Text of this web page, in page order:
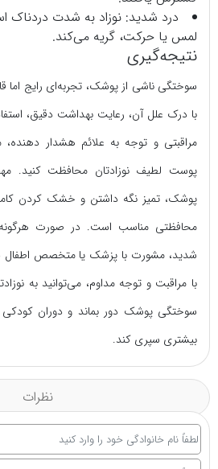
درد شدید: نوزاد به شدت دردناک
لمس یا حرکت، گریه می‌کند.
نتیجه‌گیری
سوختگی ناشی از پوشک، تجربه‌ای رایج اما
با درک علل آن، رعایت بهداشت دقیق،
مراقبتی و توجه به علائم هشدار دهنده،
پوست لطیف نوزادتان محافظت کنید.
پوشک، تمیز نگه داشتن و خشک کردن
محافظتی مناسب است. در صورت هرگونه
شدید، مشورت با پزشک یا متخصص اطفال
با مراقبت و توجه مداوم، می‌توانید به
سوختگی پوشک دور بماند و دوران
بیشتری سپری کند.
نظرات